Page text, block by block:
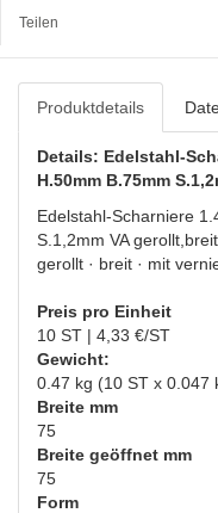
Teilen
Produktdetails
Details: Edelstahl-
H.50mm B.75mm
Edelstahl-Scharniere
S.1,2mm VA
gerollt · breit · mit
Preis pro Einheit
10 ST | 4,33 €/ST
Gewicht:
0.47 kg (10 ST x 0.047
Breite mm
75
Breite geöffnet mm
75
Form